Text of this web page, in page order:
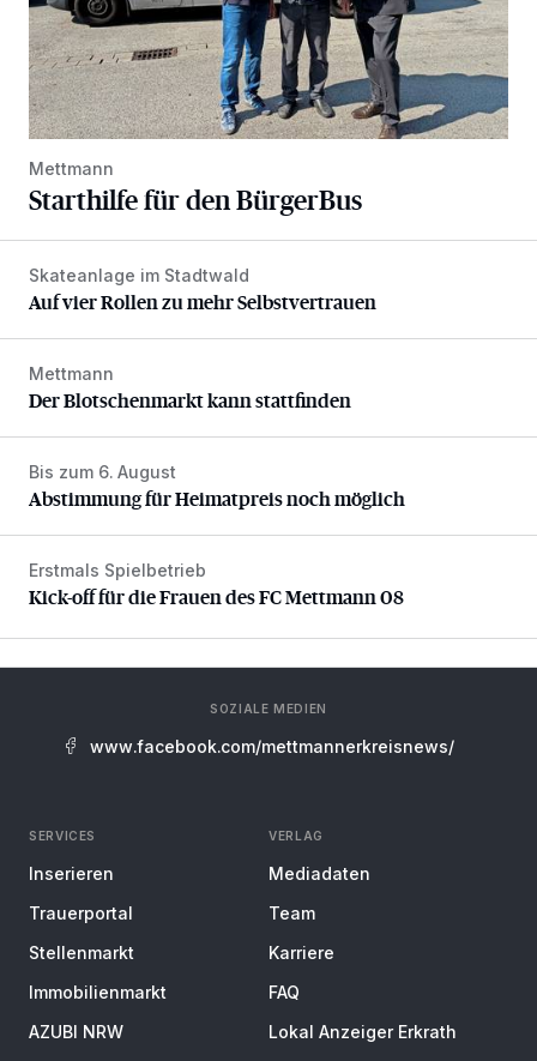
Mettmann
Starthilfe für den BürgerBus
Auf vier Rollen zu mehr Selbstvertrauen
Skateanlage im Stadtwald
Auf vier Rollen zu mehr Selbstvertrauen
Der Blotschenmarkt kann stattfinden
Mettmann
Der Blotschenmarkt kann stattfinden
Abstimmung für Heimatpreis noch möglich
Bis zum 6. August
Abstimmung für Heimatpreis noch möglich
Kick-off für die Frauen des FC Mettmann 08
Erstmals Spielbetrieb
Kick-off für die Frauen des FC Mettmann 08
SOZIALE MEDIEN
www.facebook.com/mettmannerkreisnews/
SERVICES
Inserieren
Trauerportal
Stellenmarkt
Immobilienmarkt
AZUBI NRW
VERLAG
Mediadaten
Team
Karriere
FAQ
Lokal Anzeiger Erkrath